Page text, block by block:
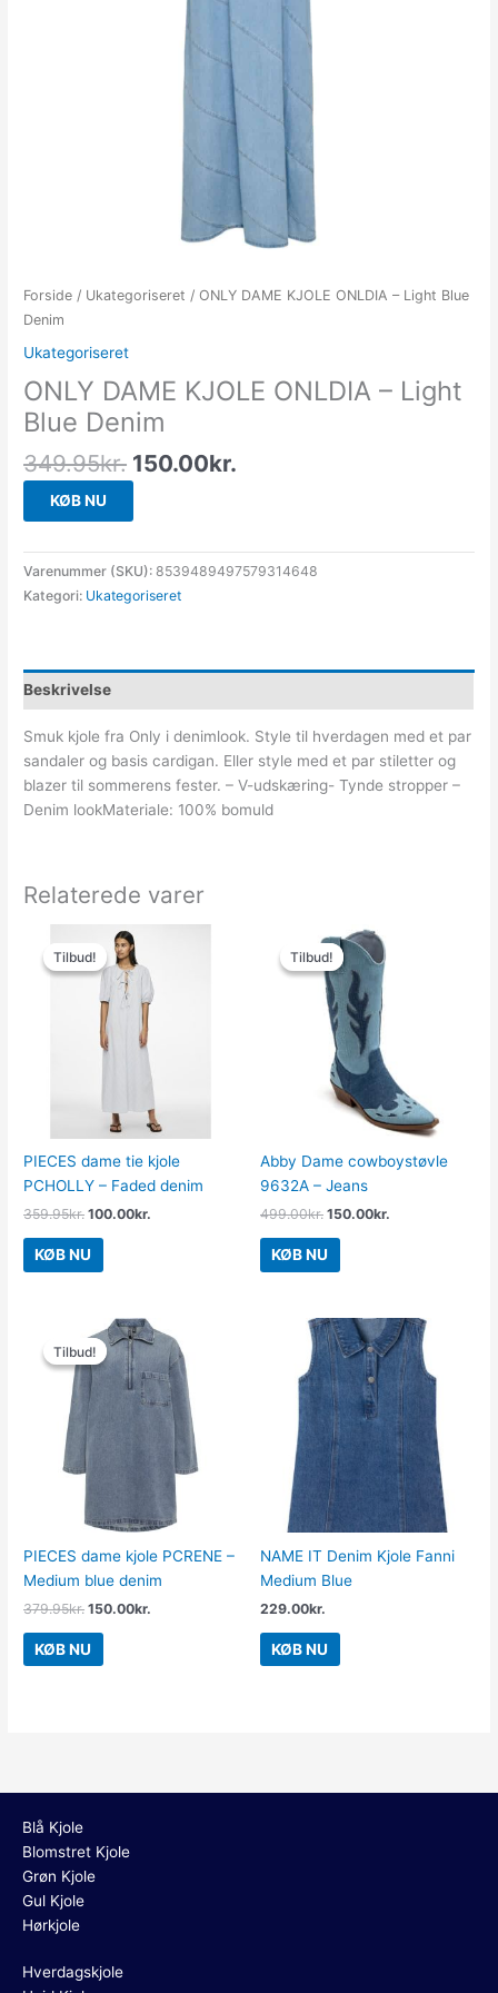
Forside / Ukategoriseret / ONLY DAME KJOLE ONLDIA – Light Blue
Denim
Ukategoriseret
ONLY DAME KJOLE ONLDIA – Light
Blue Denim
349.95kr. 150.00kr.
KØB NU
Varenummer (SKU):8539489497579314648
Kategori: Ukategoriseret
Beskrivelse
Smuk kjole fra Only i denimlook. Style til hverdagen med et par
sandaler og basis cardigan. Eller style med et par stiletter og
blazer til sommerens fester. – V-udskæring- Tynde stropper –
Denim lookMateriale: 100% bomuld
Relaterede varer
Tilbud!
Tilbud!
PIECES dame tie kjole
PCHOLLY – Faded denim
359.95kr.
oprindelige
pris
var:
359.95kr..
100.00kr.
er:
100.00kr..
KØB NU
Tilbud!
Tilbud!
Abby Dame cowboystøvle
9632A – Jeans
499.00kr.
Den
oprindelige
pris
var:
499.00kr..
150.00kr.
KØB NU
Tilbud!
Tilbud!
PIECES dame kjole PCRENE –
Medium blue denim
379.95kr.
Den
oprindelige
pris
379.95kr..
150.00kr.
Den
aktuelle
pris
er:
150.00kr..
KØB NU
NAME IT Denim Kjole Fanni
Medium Blue
229.00kr.
KØB NU
Blå Kjole
Blomstret Kjole
Grøn Kjole
Gul Kjole
Hørkjole
Hverdagskjole